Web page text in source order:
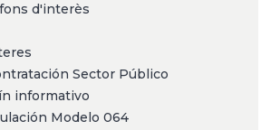
d'interès
Sector Público
informativo
Modelo 064